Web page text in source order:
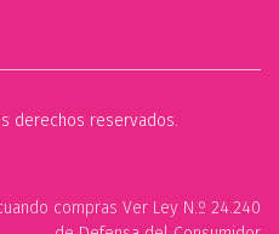
derechos reservados.
compras Ver Ley N.º 24.240